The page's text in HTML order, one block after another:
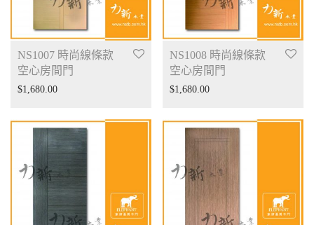
NS1007 時尚線條款
空心房間門
$1,680.00
NS1008 時尚線條款
空心房間門
$1,680.00